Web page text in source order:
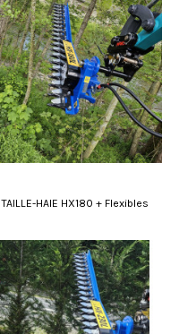
TAILLE-HAIE HX180 + Flexibles